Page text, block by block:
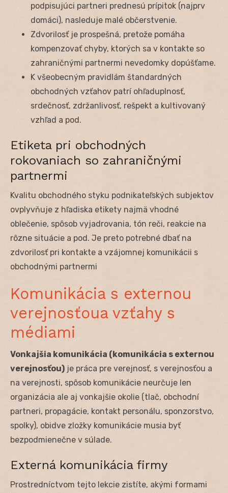
podpisujúci partneri prednesú prípitok (najprv
domáci), nasleduje malé občerstvenie.
Zdvorilosť je prospešná, pretože pomáha
kompenzovať chyby, ktorých sa v kontakte so
zahraničnými partnermi nevedomky dopúšťame.
K všeobecným pravidlám štandardných
obchodných vzťahov patrí ohľaduplnosť,
srdečnosť, zdržanlivosť, rešpekt a kultivovaný
vzhľad a pod.
Etiketa pri obchodných
rokovaniach so zahraničnými
partnermi
Kvalitu obchodného styku podnikateľských subjektov
ovplyvňuje z hľadiska etikety najmä vhodné
oblečenie, spôsob vyjadrovania, tón reči, reakcie na
rôzne situácie a pod. Je preto potrebné dbať na
zdvorilosť pri kontakte a vzájomnej komunikácii s
obchodnými partnermi
Komunikácia s externou
verejnosťoua vzťahy s
médiami
Vonkajšia komunikácia (komunikácia s externou
verejnosťou) je práca pre verejnosť, s verejnosťou a
na verejnosti, spôsob komunikácie neurčuje len
organizácia ale aj vonkajšie okolie (tlač, obchodní
partneri, propagácie, kontakt personálu, sponzorstvo,
spolky), obidve zložky komunikácie musia byť
bezpodmienečne v súlade.
Externá komunikácia firmy
Prostredníctvom tejto lekcie zistíte, akými formami